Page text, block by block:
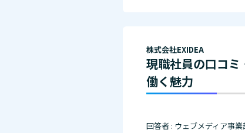
株式会社EXIDEA
現職社員の口コミ
働く魅力
回答者 : ウェブメディア事業